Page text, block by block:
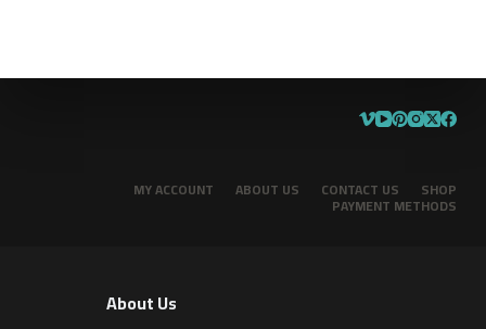
SHOP
CONTACT US
ABOUT US
MY ACCOUNT
PAYMENT METHODS
About Us